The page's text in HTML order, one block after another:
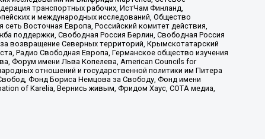
транспортных рабочих, ИстЧам Финланд,
и международных исследований, Общество
Восточная Европа, Российский комитет действия,
поддержки, Свободная Россия Берлин, Свободная Россия
возвращение Северных территорий, Крымскотатарский
Радио Свободная Европа, Германское общество изучения
Форум имени Льва Копелева, American Councils for
отношений и государственной политики им Питера
Фонд Бориса Немцова за Свободу, Фонд имени
of Karelia, Вернись живым, Фридом Хаус, СОТА медиа,